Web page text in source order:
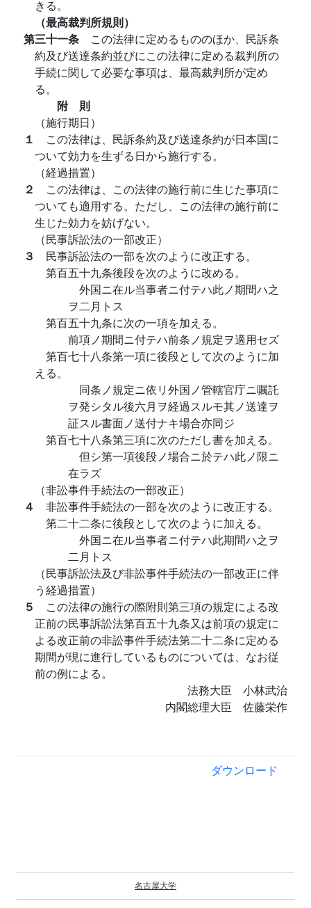
きる。
（最高裁判所規則）
第三十一条 この法律に定めるもののほか、民訴条
約及び送達条約並びにこの法律に定める裁判所の
手続に関して必要な事項は、最高裁判所が定め
る。
附 則
（施行期日）
１ この法律は、民訴条約及び送達条約が日本国に
ついて効力を生ずる日から施行する。
（経過措置）
２ この法律は、この法律の施行前に生じた事項に
ついても適用する。ただし、この法律の施行前に
生じた効力を妨げない。
（民事訴訟法の一部改正）
３ 民事訴訟法の一部を次のように改正する。
第百五十九条後段を次のように改める。
外国ニ在ル当事者ニ付テハ此ノ期間ハ之
ヲ二月トス
第百五十九条に次の一項を加える。
前項ノ期間ニ付テハ前条ノ規定ヲ適用セズ
第百七十八条第一項に後段として次のように加
える。
同条ノ規定ニ依リ外国ノ管轄官庁ニ嘱託
ヲ発シタル後六月ヲ経過スルモ其ノ送達ヲ
証スル書面ノ送付ナキ場合亦同ジ
第百七十八条第三項に次のただし書を加える。
但シ第一項後段ノ場合ニ於テハ此ノ限ニ
在ラズ
（非訟事件手続法の一部改正）
４ 非訟事件手続法の一部を次のように改正する。
第二十二条に後段として次のように加える。
外国ニ在ル当事者ニ付テハ此期間ハ之ヲ
二月トス
（民事訴訟法及び非訟事件手続法の一部改正に伴
う経過措置）
５ この法律の施行の際附則第三項の規定による改
正前の民事訴訟法第百五十九条又は前項の規定に
よる改正前の非訟事件手続法第二十二条に定める
期間が現に進行しているものについては、なお従
前の例による。
法務大臣 小林武治
内閣総理大臣 佐藤栄作
ダウンロード
名古屋大学